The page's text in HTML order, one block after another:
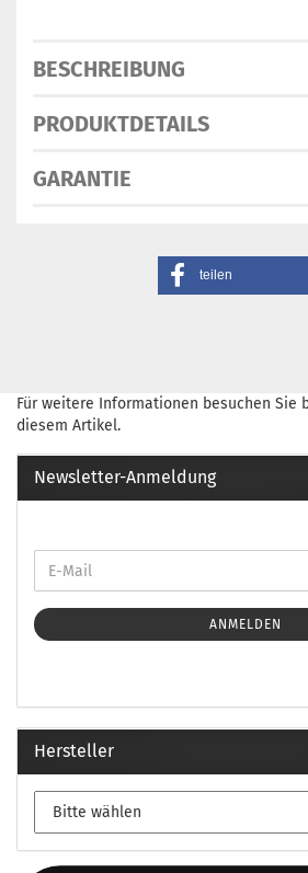
BESCHREIBUNG
PRODUKTDETAILS
GARANTIE
teilen
Für weitere Informationen besuchen Sie
diesem Artikel.
Newsletter-Anmeldung
ANMELDEN
Hersteller